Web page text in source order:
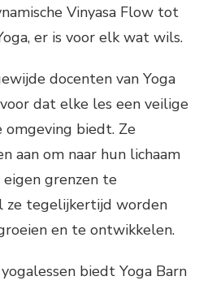
Vinyasa Flow tot
er is voor elk wat wils.
docenten van Yoga
dat elke les een veilige
omgeving biedt. Ze
aan om naar hun lichaam
grenzen te
ze tegelijkertijd worden
en te ontwikkelen.
biedt Yoga Barn